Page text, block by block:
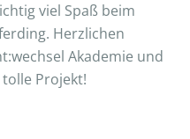
viel Spaß beim
Herzlichen
Akademie und
Projekt!